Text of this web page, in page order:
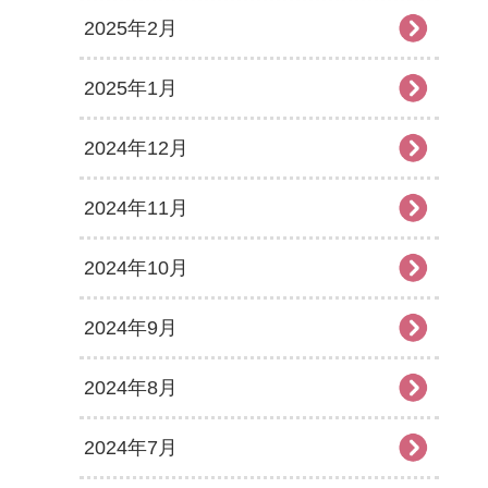
2025年2月
2025年1月
2024年12月
2024年11月
2024年10月
2024年9月
2024年8月
2024年7月